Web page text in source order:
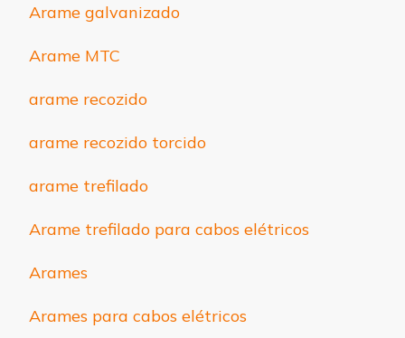
Arame galvanizado
Arame MTC
arame recozido
arame recozido torcido
arame trefilado
Arame trefilado para cabos elétricos
Arames
Arames para cabos elétricos